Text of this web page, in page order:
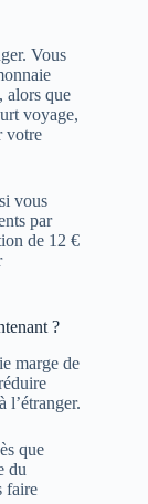
Vous
alors que
voyage,
votre
vous
par
de 12 €
?
marge de
l’étranger.
que
du
faire